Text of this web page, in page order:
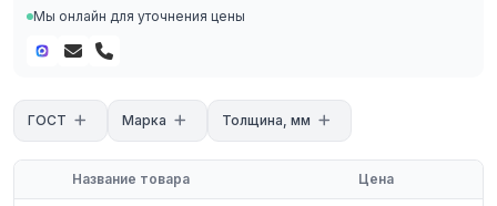
Рифление влияет на эксплуатационные свойства и область
применения. Толщина и формат Подберём
листа
(раскрой/резка в размер — по запросу). Согласуем
качества. Где применяют Настилы, площадки, ступени, трапы и
технические покрытия. Обшивка, элементы конструкций,
Как заказать Сообщите толщину, формат (или требуемый
раскрой), тип рифления и объём. Мы подтвердим наличие/
Мы онлайн для уточнения цены
ГОСТ Марка Толщина, мм
Название товара Цена